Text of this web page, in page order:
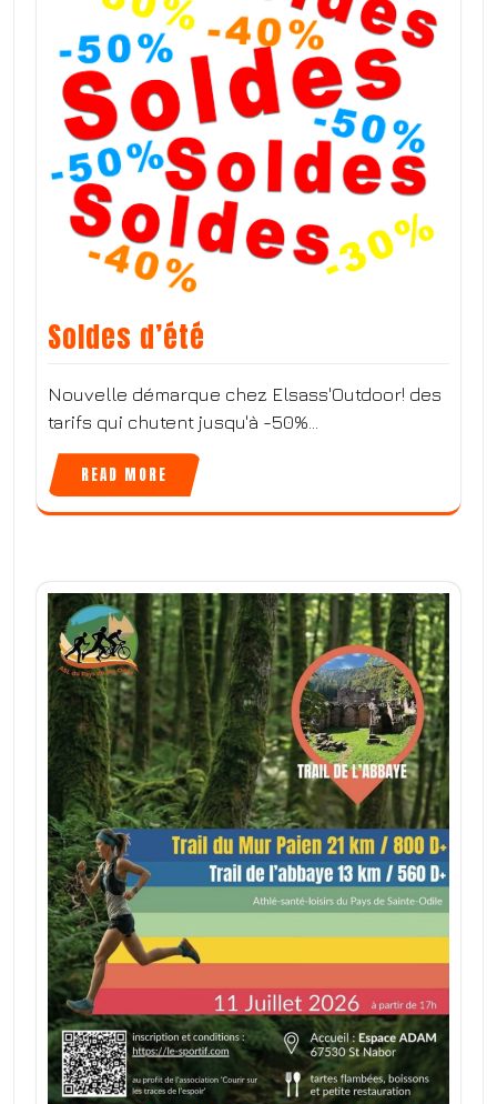
Soldes d’été
Nouvelle démarque chez Elsass'Outdoor! des
tarifs qui chutent jusqu'à -50%…
READ MORE